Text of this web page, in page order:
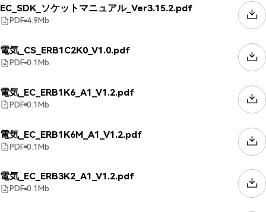
EC_SDK_ソケットマニュアル_Ver3.15.2.pdf
PDF 4.9Mb
電気_CS_ERB1C2K0_V1.0.pdf
PDF 0.1Mb
電気_EC_ERB1K6_A1_V1.2.pdf
PDF 0.1Mb
電気_EC_ERB1K6M_A1_V1.2.pdf
PDF 0.1Mb
電気_EC_ERB3K2_A1_V1.2.pdf
PDF 0.1Mb